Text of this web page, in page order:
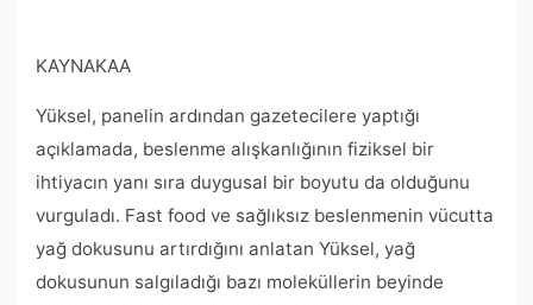
KAYNAKAA
Yüksel, panelin ardından gazetecilere yaptığı
açıklamada, beslenme alışkanlığının fiziksel bir
ihtiyacın yanı sıra duygusal bir boyutu da olduğunu
vurguladı. Fast food ve sağlıksız beslenmenin vücutta
yağ dokusunu artırdığını anlatan Yüksel, yağ
dokusunun salgıladığı bazı moleküllerin beyinde